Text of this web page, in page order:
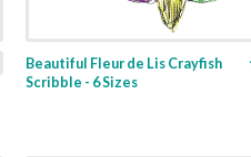
Beautiful Fleur de Lis Crayfish
Scribble - 6 Sizes